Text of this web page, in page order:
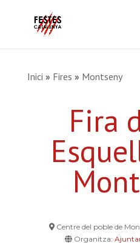
Inici » Fires » Montseny
Fira
Centre del poble de
Organitza: